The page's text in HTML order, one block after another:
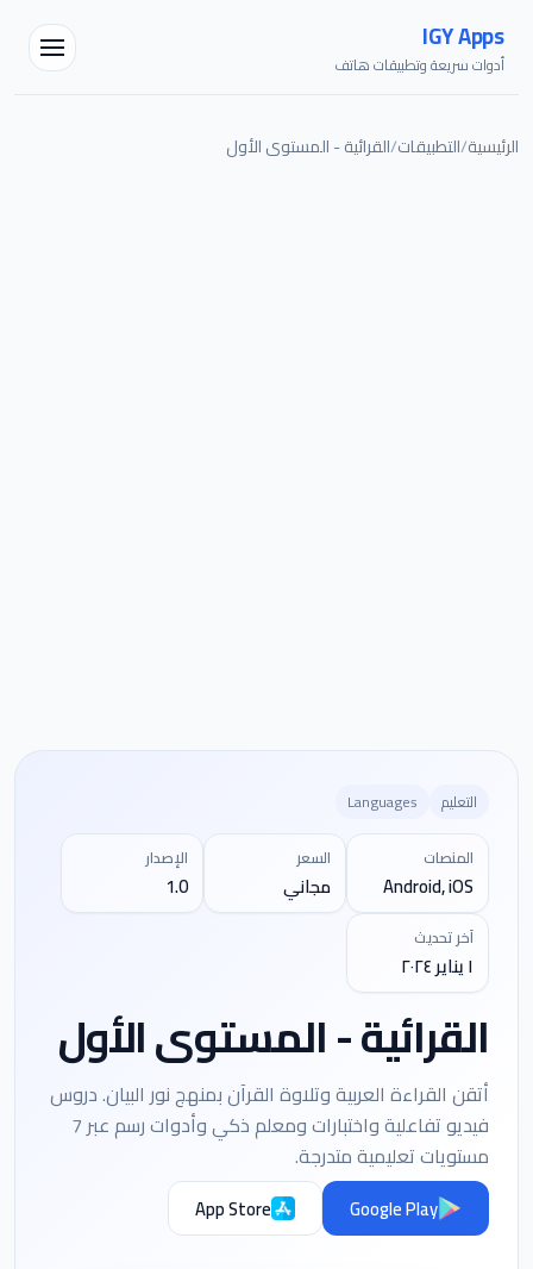
IGY Apps
أدوات سريعة وتطبيقات هاتف
الرئيسية/التطبيقات/القرائية - المستوى الأول
التعليم Languages
المنصات
Android, iOS
السعر
مجاني
الإصدار
1.0
آخر تحديث
١ يناير ٢٠٢٤
القرائية - المستوى الأول
أتقن القراءة العربية وتلاوة القرآن بمنهج نور البيان. دروس
فيديو تفاعلية واختبارات ومعلم ذكي وأدوات رسم عبر 7
مستويات تعليمية متدرجة.
Google Play
App Store